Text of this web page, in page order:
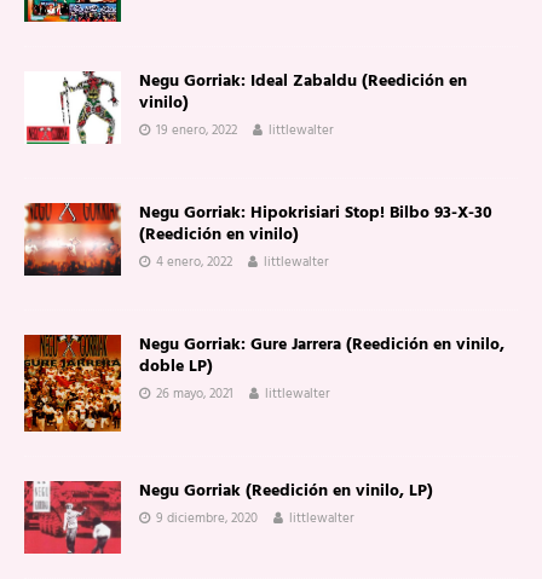
Negu Gorriak: Ideal Zabaldu (Reedición en
vinilo)
19 enero, 2022 littlewalter
Negu Gorriak: Hipokrisiari Stop! Bilbo 93-X-30
(Reedición en vinilo)
4 enero, 2022 littlewalter
Negu Gorriak: Gure Jarrera (Reedición en vinilo,
doble LP)
26 mayo, 2021 littlewalter
Negu Gorriak (Reedición en vinilo, LP)
9 diciembre, 2020 littlewalter